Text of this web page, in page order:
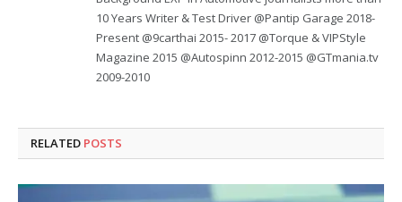
10 Years Writer & Test Driver @Pantip Garage 2018-
Present @9carthai 2015- 2017 @Torque & VIPStyle
Magazine 2015 @Autospinn 2012-2015 @GTmania.tv
2009-2010
RELATED POSTS